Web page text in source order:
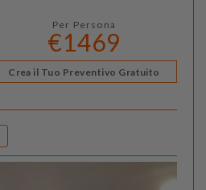
Per Persona
€1469
Crea il Tuo Preventivo Gratuito